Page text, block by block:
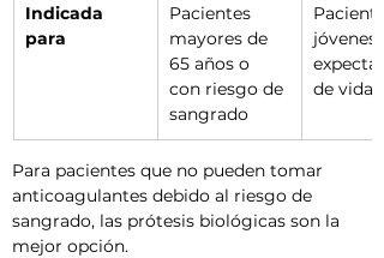
Indicada
para
Pacientes
mayores de
65 años o
con riesgo de
sangrado
jóvenes
de vida
Para pacientes que no pueden tomar
anticoagulantes debido al riesgo de
sangrado, las prótesis biológicas son la
mejor opción.